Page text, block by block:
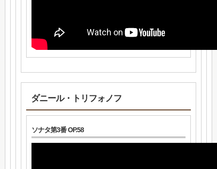
ダニール・トリフォノフ
ソナタ第3番 OP.58